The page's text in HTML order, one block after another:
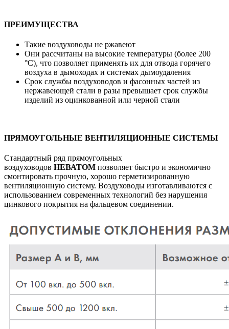
ПРЕИМУЩЕСТВА
Такие воздуховоды не ржавеют
Они рассчитаны на высокие температуры (более 200
°С), что позволяет применять их для отвода горячего
воздуха в дымоходах и системах дымоудаления
Срок службы воздуховодов и фасонных частей из
нержавеющей стали в разы превышает срок службы
изделий из оцинкованной или черной стали
ПРЯМОУГОЛЬНЫЕ ВЕНТИЛЯЦИОННЫЕ СИСТЕМЫ
Стандартный ряд прямоугольных
воздуховодов НЕВАТОМ позволяет быстро и экономично
смонтировать прочную, хорошо герметизированную
вентиляционную систему. Воздуховоды изготавливаются с
использованием современных технологий без нарушения
цинкового покрытия на фальцевом соединении.